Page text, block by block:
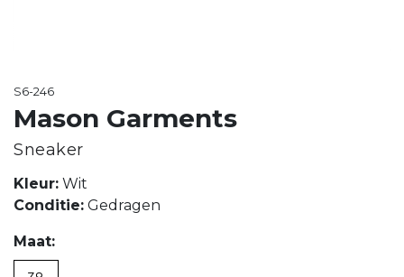
S6-246
Mason Garments
Sneaker
Kleur: Wit
Conditie: Gedragen
Maat: